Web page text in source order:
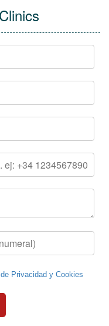
Privacidad y Cookies